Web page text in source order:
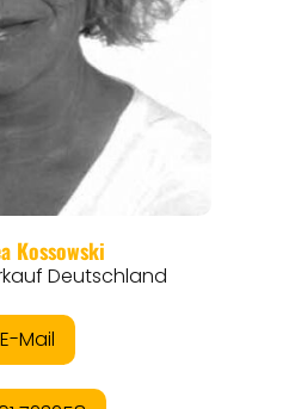
THEMEN
ANGEBOTE